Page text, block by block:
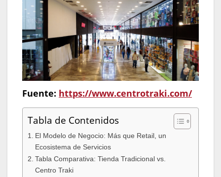
Fuente: https://www.centrotraki.com/
Tabla de Contenidos
El Modelo de Negocio: Más que Retail, un
Ecosistema de Servicios
Tabla Comparativa: Tienda Tradicional vs.
Centro Traki